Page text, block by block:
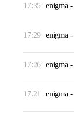
17:35 enigma -
17:29 enigma -
17:26 enigma -
17:21 enigma -